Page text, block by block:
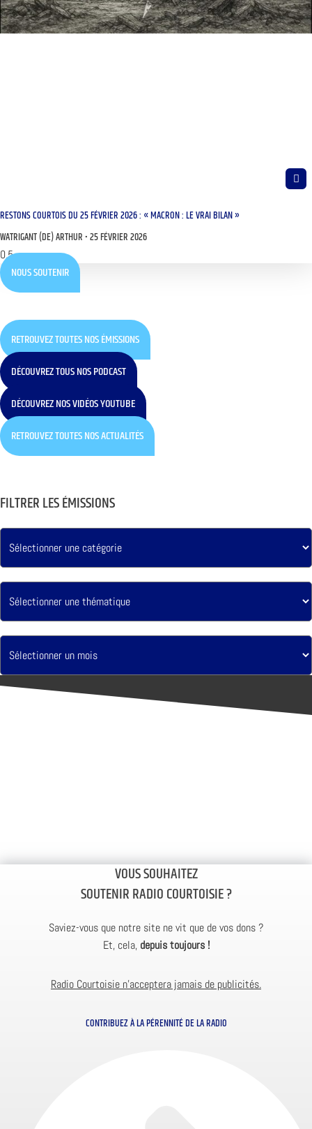
RESTONS COURTOIS DU 25 FÉVRIER 2026 : « MACRON : LE VRAI BILAN »
WATRIGANT (DE) ARTHUR 25 FÉVRIER 2026
NOUS SOUTENIR
RETROUVEZ TOUTES NOS ÉMISSIONS
DÉCOUVREZ TOUS NOS PODCAST
DÉCOUVREZ NOS VIDÉOS YOUTUBE
RETROUVEZ TOUTES NOS ACTUALITÉS
FILTRER LES ÉMISSIONS
VOUS SOUHAITEZ
SOUTENIR RADIO COURTOISIE ?
Saviez-vous que notre site ne vit que de vos dons ?
Et, cela, depuis toujours !
Radio Courtoisie n’acceptera jamais de publicités.
CONTRIBUEZ À LA PÉRENNITÉ DE LA RADIO